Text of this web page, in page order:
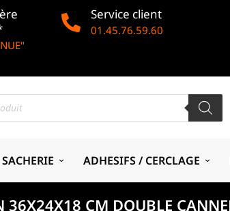
Service client
01.45.76.59.60
SACHERIE ADHESIFS / CERCLAGE
36X24X18 CM DOUBLE